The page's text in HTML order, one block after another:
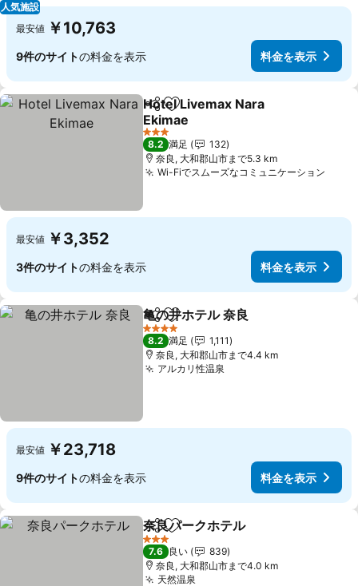
人気施設
最安値 ￥10,763
9件のサイトの料金を表示 料金を表示
シェアお気に入りに追加
Hotel Livemax Nara
Ekimae
料金を表示
3 ホテルのランク
8.2 満足
132
奈良, 大和郡山市まで5.3 km
Wi-Fiでスムーズなコミュニケーション
最安値 ￥3,352
3件のサイトの料金を表示 料金を表示
シェアお気に入りに追加
亀の井ホテル 奈良
4 ホテルのランク
8.2 満足
1,111
奈良, 大和郡山市まで4.4 km
アルカリ性温泉料金を表示
最安値 ￥23,718
9件のサイトの料金を表示 料金を表示
シェアお気に入りに追加
奈良パークホテル
3 ホテルのランク
7.6 良い
839
奈良, 大和郡山市まで4.0 km
天然温泉料金を表示